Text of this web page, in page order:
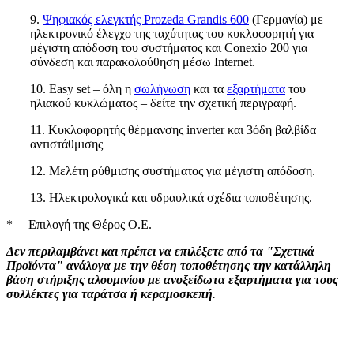
9. Ψηφιακός ελεγκτής Prozeda Grandis 600 (Γερμανία) με
ηλεκτρονικό έλεγχο της ταχύτητας του κυκλοφορητή για
μέγιστη απόδοση του συστήματος και Conexio 200 για
σύνδεση και παρακολούθηση μέσω Internet.
10. Easy set – όλη η σωλήνωση και τα εξαρτήματα του
ηλιακού κυκλώματος – δείτε την σχετική περιγραφή.
11. Κυκλοφορητής θέρμανσης inverter και 3όδη βαλβίδα
αντιστάθμισης
12. Μελέτη ρύθμισης συστήματος για μέγιστη απόδοση.
13. Ηλεκτρολογικά και υδραυλικά σχέδια τοποθέτησης.
* Επιλογή της Θέρος Ο.Ε.
Δεν περιλαμβάνει και πρέπει να επιλέξετε από τα "Σχετικά
Προϊόντα" ανάλογα με την θέση τοποθέτησης την κατάλληλη
βάση στήριξης αλουμινίου με ανοξείδωτα εξαρτήματα για τους
συλλέκτες για ταράτσα ή κεραμοσκεπή.